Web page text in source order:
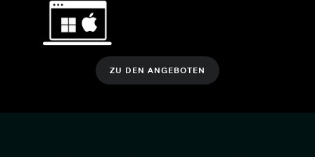
ZU DEN ANGEBOTEN